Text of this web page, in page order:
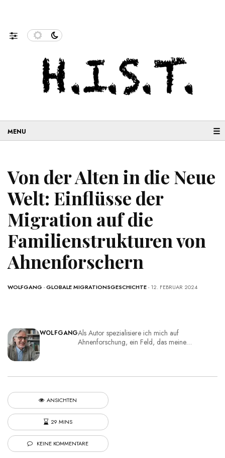
☰
Von der Alten in die Neue
Welt: Einflüsse der
Migration auf die
Familienstrukturen von
Ahnenforschern
WOLFGANG -GLOBALE MIGRATIONSGESCHICHTE- 12. FEBRUAR 2024
Die Migration von Ahnenforschern in die Neue Welt
hat erhebliche Auswirkungen auf ihre
WOLFGANGAls Autor spezialisiere ich mich auf
Ahnenforschung, ein Feld, das meine…
ANSICHTEN
29 MINS
KEINE KOMMENTARE